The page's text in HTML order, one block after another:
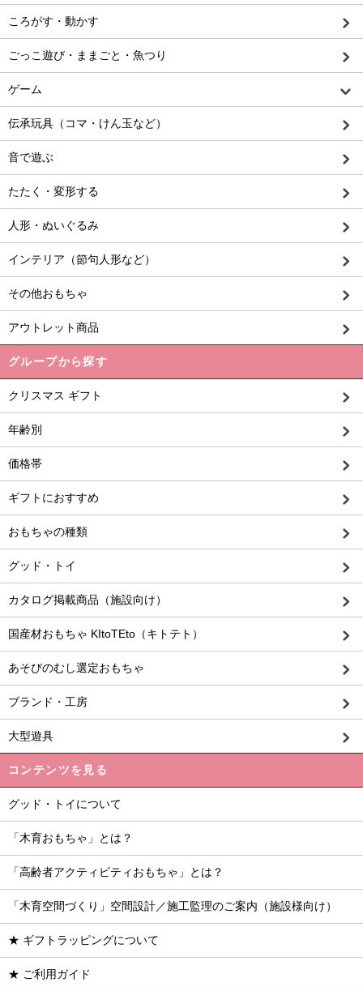
ころがす・動かす
ごっこ遊び・ままごと・魚つり
ゲーム
伝承玩具（コマ・けん玉など）
音で遊ぶ
たたく・変形する
人形・ぬいぐるみ
インテリア（節句人形など）
その他おもちゃ
アウトレット商品
グループから探す
クリスマス ギフト
年齢別
価格帯
ギフトにおすすめ
おもちゃの種類
グッド・トイ
カタログ掲載商品（施設向け）
国産材おもちゃ KItoTEto（キトテト）
あそびのむし選定おもちゃ
ブランド・工房
大型遊具
コンテンツを見る
グッド・トイについて
「木育おもちゃ」とは？
「高齢者アクティビティおもちゃ」とは？
「木育空間づくり」空間設計／施工監理のご案内（施設様向け）
★ ギフトラッピングについて
★ ご利用ガイド